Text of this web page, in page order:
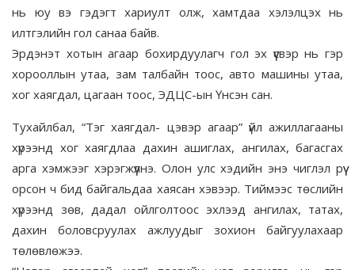
нь юу вэ гэдэгт хариулт олж, хамтдаа хэлэлцэх нь
илтгэлийн гол санаа байв.
Эрдэнэт хотын агаар бохирдуулагч гол эх үүсвэр нь гэр
хорооллын утаа, зам талбайн тоос, авто машины утаа,
хог хаягдал, цагаан тоос, ЭДЦС-ын Үнсэн сан.
Тухайлбал, “Тэг хаягдал- цэвэр агаар” үйл ажиллагааны
хүрээнд хог хаягдлаа дахин ашиглах, ангилах, багасгах
арга хэмжээг хэрэгжүүлнэ. Олон улс хэдийн энэ чиглэл рүү
орсон ч бид байгальдаа хаясан хэвээр. Тиймээс төслийн
хүрээнд зөв, дадал ойлголтоос эхлээд ангилах, татах,
дахин боловсруулах ажлуудыг зохион байгуулахаар
төлөвлөжээ.